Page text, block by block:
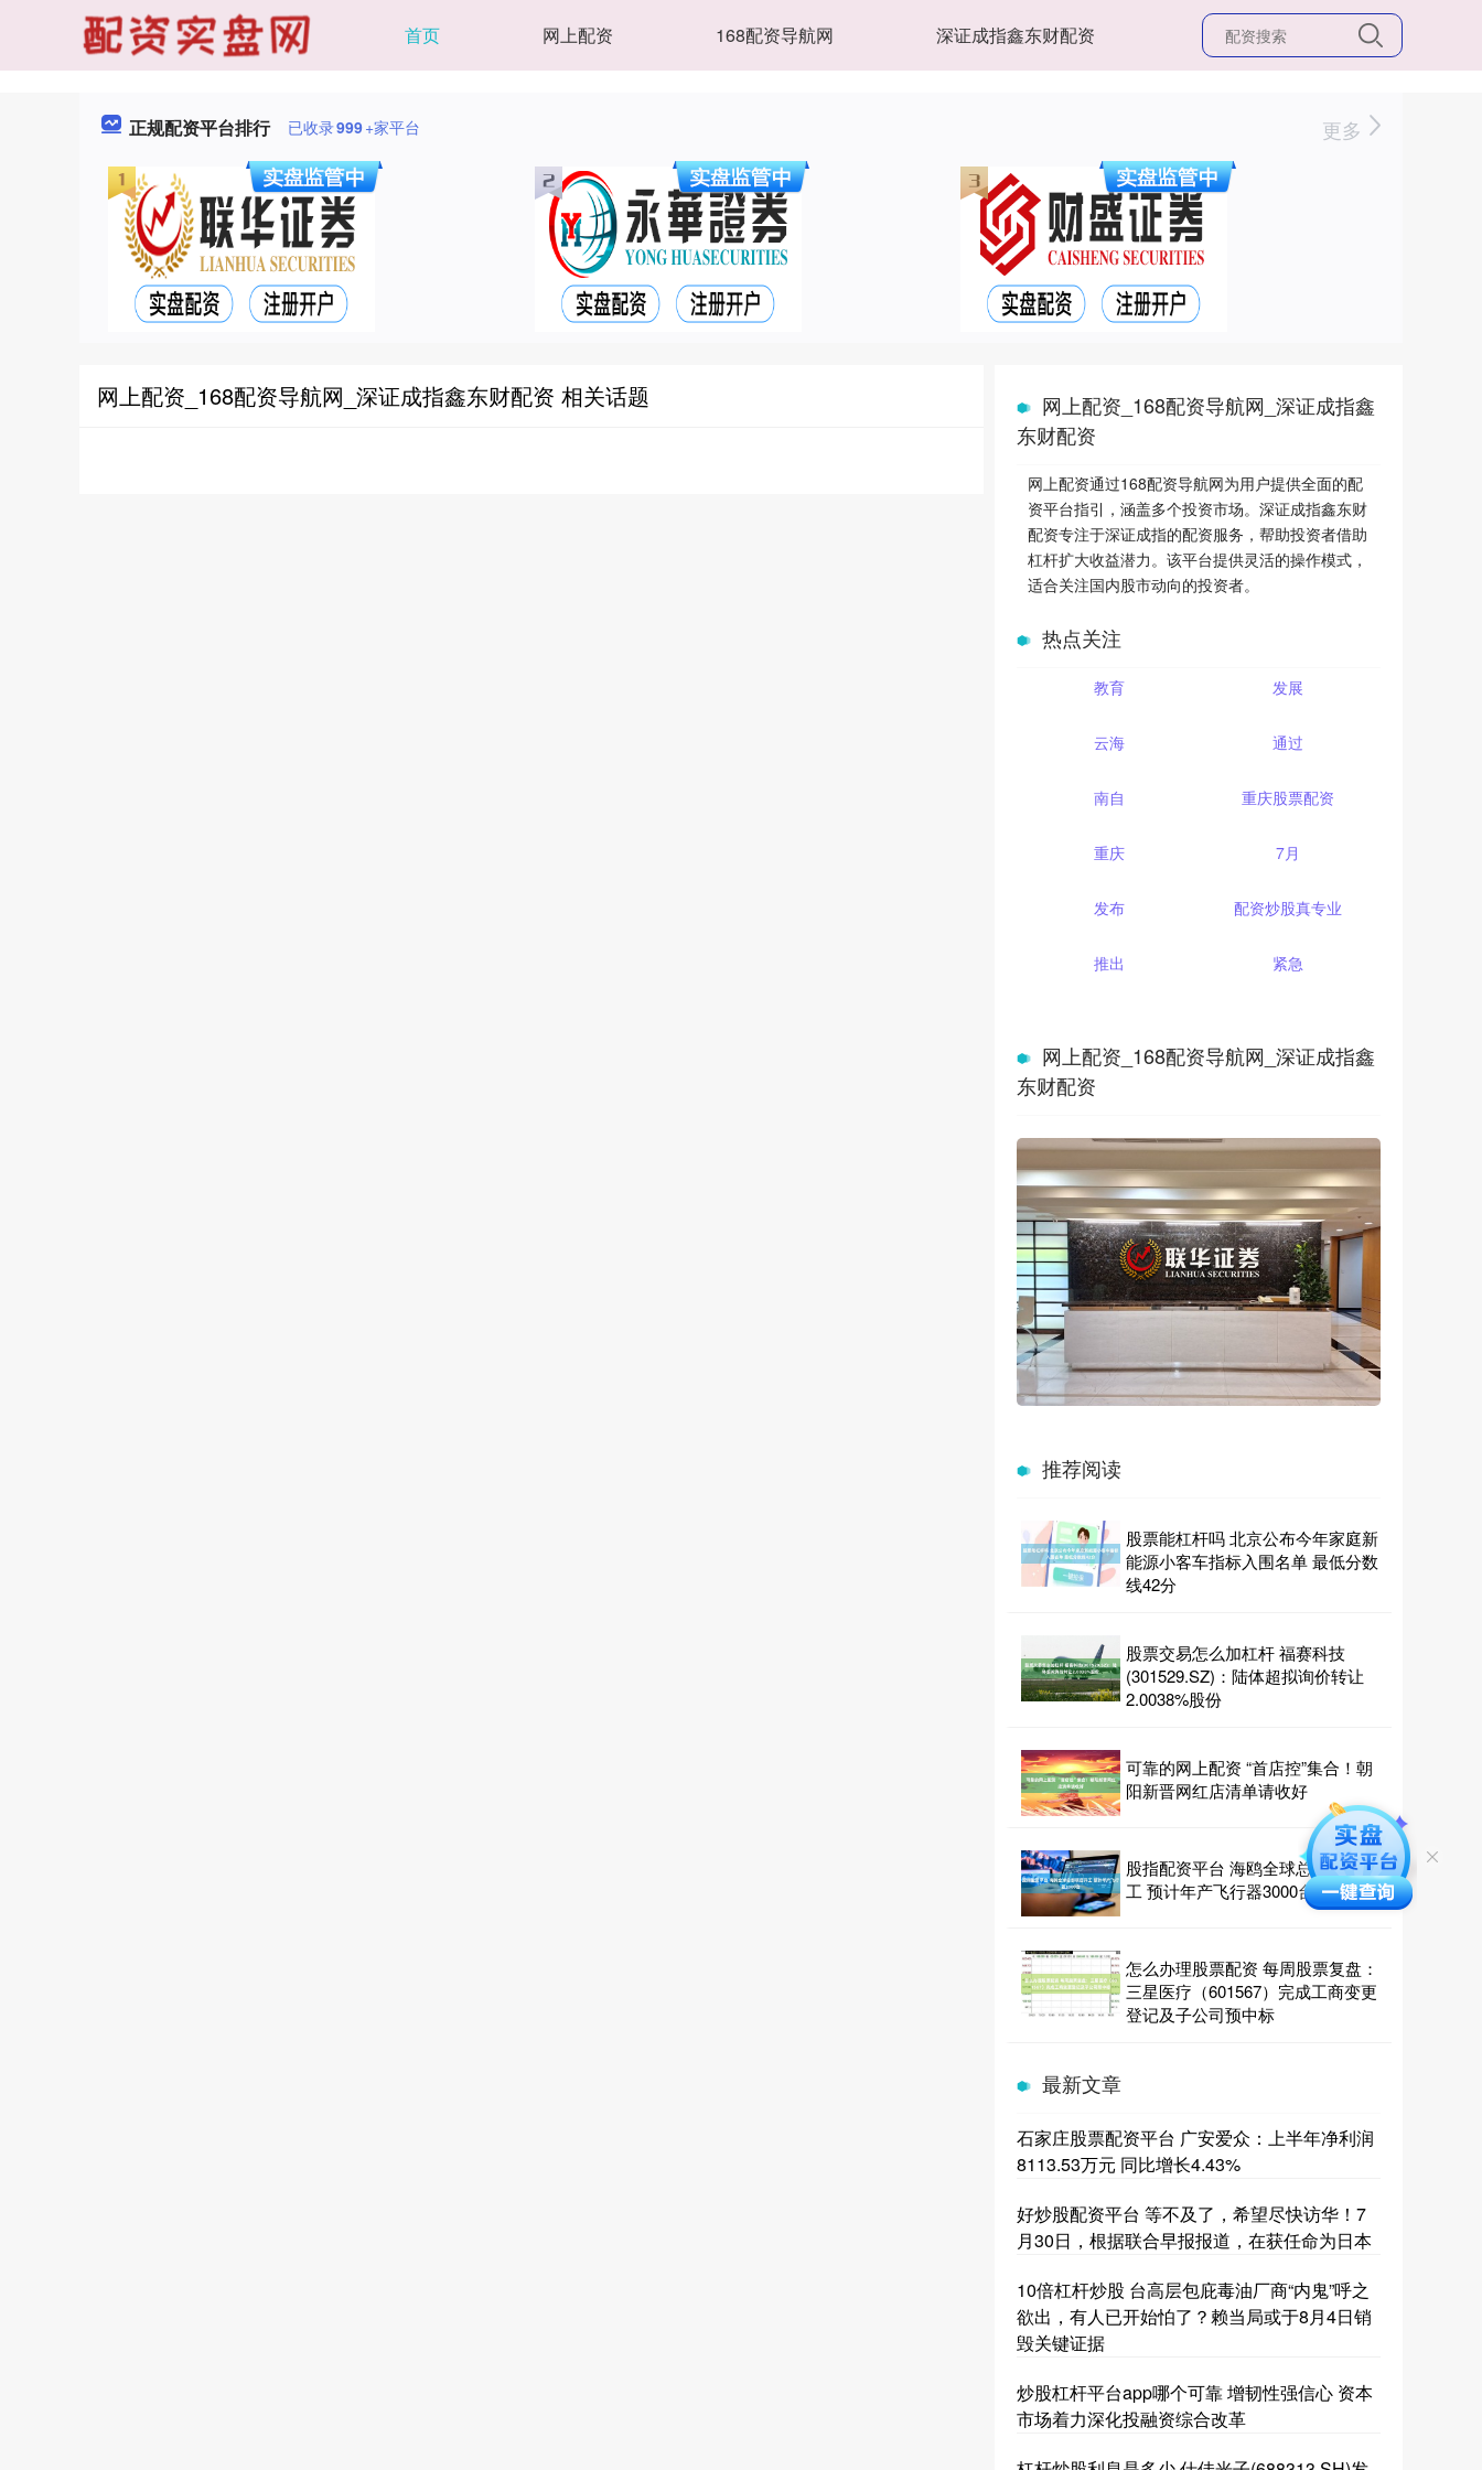
首页 网上配资 168配资导航网 深证成指鑫东财配资
正规配资平台排行 已收录999+家平台 更多
网上配资_168配资导航网_深证成指鑫东财配资 相关话题
网上配资_168配资导航网_深证成指鑫
东财配资
网上配资通过168配资导航网为用户提供全面的配
资平台指引，涵盖多个投资市场。深证成指鑫东财
配资专注于深证成指的配资服务，帮助投资者借助
杠杆扩大收益潜力。该平台提供灵活的操作模式，
适合关注国内股市动向的投资者。
热点关注
教育 发展
云海 通过
南自 重庆股票配资
重庆 7月
发布 配资炒股真专业
推出 紧急
网上配资_168配资导航网_深证成指鑫
东财配资
推荐阅读
股票能杠杆吗 北京公布今年家庭新
能源小客车指标入围名单 最低分数
线42分
股票交易怎么加杠杆 福赛科技
(301529.SZ)：陆体超拟询价转让
2.0038%股份
可靠的网上配资 “首店控”集合！朝
阳新晋网红店清单请收好
股指配资平台 海鸥全球总部项目开
工 预计年产飞行器3000台
怎么办理股票配资 每周股票复盘：
三星医疗（601567）完成工商变更
登记及子公司预中标
最新文章
石家庄股票配资平台 广安爱众：上半年净利润
8113.53万元 同比增长4.43%
好炒股配资平台 等不及了，希望尽快访华！7
月30日，根据联合早报报道，在获任命为日本
10倍杠杆炒股 台高层包庇毒油厂商“内鬼”呼之
欲出，有人已开始怕了？赖当局或于8月4日销
毁关键证据
炒股杠杆平台app哪个可靠 增韧性强信心 资本
市场着力深化投融资综合改革